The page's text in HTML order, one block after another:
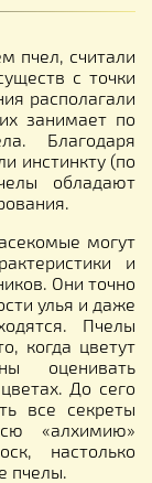
пчел, считали
с точки
располагали
занимает по
Благодаря
инстинкту (по
обладают
могут
и
Они точно
улья и даже
Пчелы
когда цветут
оценивать
До сего
все секреты
«алхимию»
настолько
пчелы.